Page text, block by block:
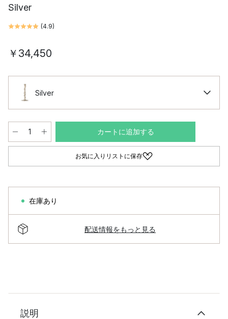
Silver
(4.9)
￥34,450
Silver
カートに追加する
お気に入りリストに保存
在庫あり
配送情報をもっと見る
説明